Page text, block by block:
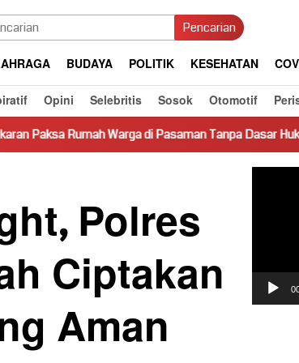
Pencarian
BUDAYA POLITIK KESEHATAN
Opini Selebritis Sosok Otomotif
di Pasaman Tanpa Dasar Hukum Picu Keresahan
Polres
Ciptakan
Aman